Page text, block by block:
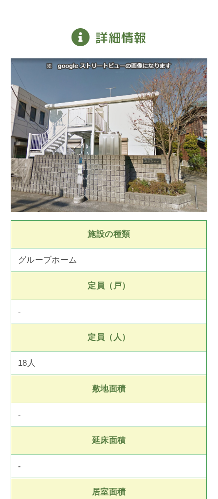
詳細情報
施設の種類
グループホーム
定員（戸）
-
定員（人）
18人
敷地面積
-
延床面積
-
居室面積